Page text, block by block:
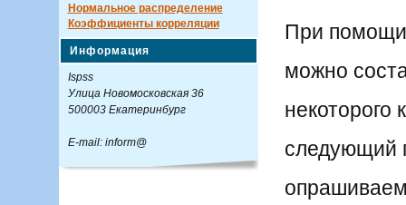
При помощи
можно
некоторого
следующий
Нормальное распределение
Коэффициенты корреляции
Информация
Ispss
Улица Новомосковская 36
500003 Екатеринбург
E-mail: inform@